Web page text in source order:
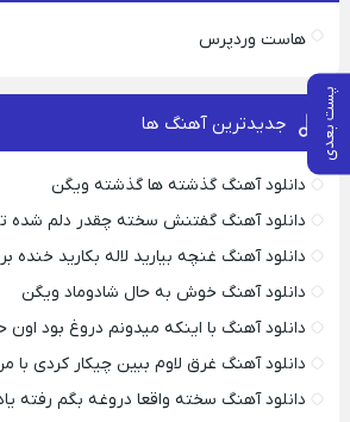
پست بعدی
هاست وردپرس
جدیدترین آهنگ ها
دانلود آهنگ گذشته ها گذشته ویگن
دانلود آهنگ گفتنش سخته چقدر دلم شده
دانلود آهنگ غنچه بیارید لاله بکارید خنده
دانلود آهنگ خوش به حال شادوماد ویگن
دانلود آهنگ با اینکه میدونم دروغ بود
دانلود آهنگ غرق لاوم ببین چیکار کردی با
دانلود آهنگ سخته واقعا دروغه بگم رفته